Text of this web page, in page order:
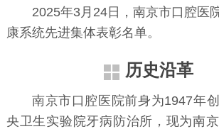
2025年3月24日，南京市口腔医
康系统先进集体表彰名单。
历史沿革
南京市口腔医院前身为1947年
央卫生实验院牙病防治所，现为南